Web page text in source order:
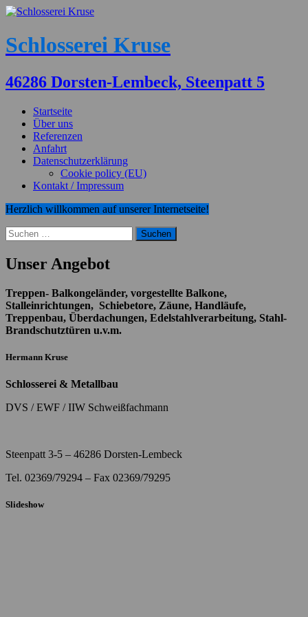
Schlosserei Kruse
46286 Dorsten-Lembeck, Steenpatt 5
Startseite
Über uns
Referenzen
Anfahrt
Datenschutzerklärung
Cookie policy (EU)
Kontakt / Impressum
Herzlich willkommen auf unserer Internetseite!
Suchen
nach:
Unser Angebot
Treppen- Balkongeländer, vorgestellte Balkone,
Stalleinrichtungen, Schiebetore, Zäune, Handläufe,
Treppenbau, Überdachungen, Edelstahlverarbeitung, Stahl-
Brandschutztüren u.v.m.
Hermann Kruse
Schlosserei & Metallbau
DVS / EWF / IIW Schweißfachmann
Steenpatt 3-5 – 46286 Dorsten-Lembeck
Tel. 02369/79294 – Fax 02369/79295
Slideshow